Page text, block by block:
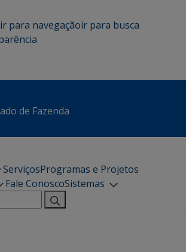
ir para navegaçãoir para busca
de Fazenda
ServiçosProgramas e Projetos
Fale ConoscoSistemas